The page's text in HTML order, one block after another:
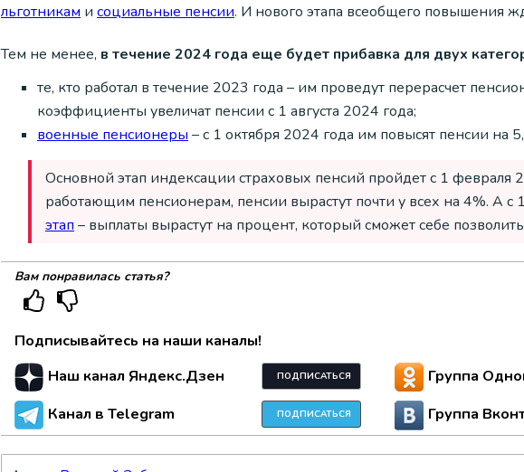
льготникам и социальные пенсии. И нового этапа всеобщего повышения
Тем не менее, в течение 2024 года еще будет прибавка для двух
те, кто работал в течение 2023 года – им проведут перерасчет
коэффициенты увеличат пенсии с 1 августа 2024 года;
военные пенсионеры – с 1 октября 2024 года им повысят пенсии на
Основной этап индексации страховых пенсий пройдет с 1 февраля
работающим пенсионерам, пенсии вырастут почти у всех на 4%. А с
этап – выплаты вырастут на процент, который сможет себе
Вам понравилась статья?
Подписывайтесь на наши каналы!
Наш канал Яндекс.Дзен
ПОДПИСАТЬСЯ
Канал в Telegram ПОДПИСАТЬСЯ
Группа
Группа